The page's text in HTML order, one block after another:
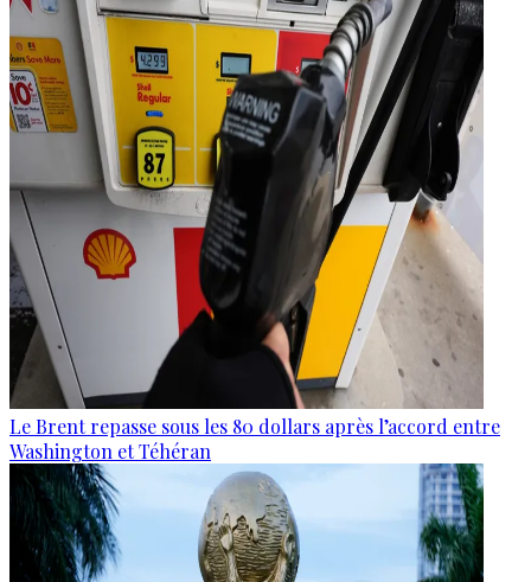
Le Brent repasse sous les 80 dollars après l’accord entre
Washington et Téhéran